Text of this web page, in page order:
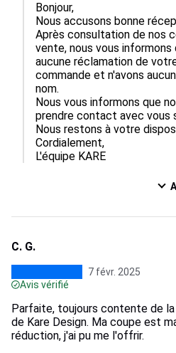
Bonjour,
Nous accusons bonne
Après consultation de nos
vente, nous vous informons
aucune réclamation de
commande et n'avons
nom.
Nous vous informons que
prendre contact avec vous
Nous restons à votre
Cordialement,
L'équipe KARE
C. G.
7 févr. 2025
Avis vérifié
Parfaite, toujours contente de
de Kare Design. Ma coupe est
réduction, j'ai pu me l'offrir.